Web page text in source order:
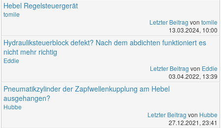
Hebel Regelsteuergerät
tomile
Letzter Beitrag von tomile
13.03.2024, 10:00
Hydrauliksteuerblock defekt? Nach dem abdichten funktioniert es
nicht mehr richtig
Eddie
Letzter Beitrag von Eddie
03.04.2022, 13:39
Pneumatikzylinder der Zapfwellenkupplung am Hebel
ausgehangen?
Hubbe
Letzter Beitrag von Hubbe
27.12.2021, 23:41